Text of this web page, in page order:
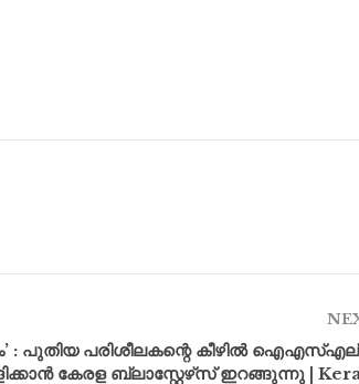
: പുതിയ പരിശീലകന്റെ കീഴിൽ
കേരള ബ്ലാസ്റ്റേഴ്‌സ് ഇറങ്ങുന്നു |